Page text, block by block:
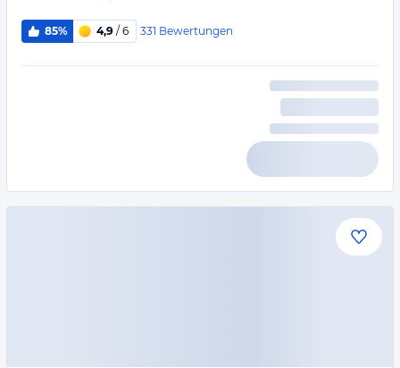
85% 4,9 / 6 331 Bewertungen